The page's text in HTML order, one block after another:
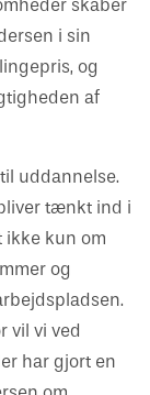
skaber
i sin
og
af
uddannelse.
tænkt ind i
ikke kun om
og
vil vi ved
har gjort en